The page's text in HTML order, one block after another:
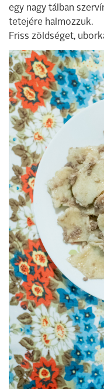
egy nagy tálban
tetejére halmozzuk.
Friss zöldséget,